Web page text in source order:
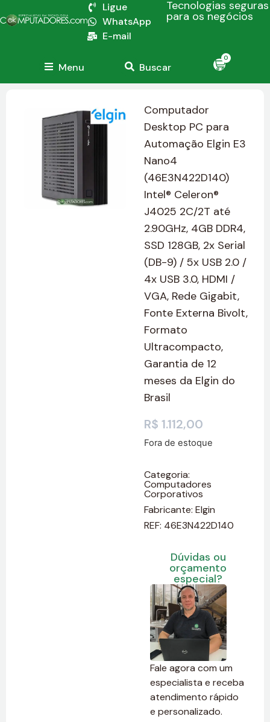
Ligue
WhatsApp
E-mail
Tecnologias seguras
para os negócios
Menu Buscar
0
Computador
Desktop PC para
Automação Elgin E3
Nano4
(46E3N422D140)
Intel® Celeron®
J4025 2C/2T até
2.90GHz, 4GB DDR4,
SSD 128GB, 2x Serial
(DB-9) / 5x USB 2.0 /
4x USB 3.0, HDMI /
VGA, Rede Gigabit,
Fonte Externa Bivolt,
Formato
Ultracompacto,
Garantia de 12
meses da Elgin do
Brasil
R$ 1.112,00
Fora de estoque
Categoria:
Computadores
Corporativos
Fabricante:Elgin
REF: 46E3N422D140
Dúvidas ou
orçamento
especial?
Fale agora com um
especialista e receba
atendimento rápido
e personalizado.